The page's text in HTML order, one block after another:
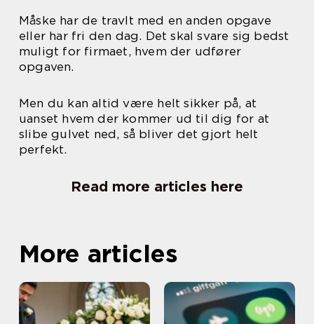
Måske har de travlt med en anden opgave
eller har fri den dag. Det skal svare sig bedst
muligt for firmaet, hvem der udfører
opgaven.
Men du kan altid være helt sikker på, at
uanset hvem der kommer ud til dig for at
slibe gulvet ned, så bliver det gjort helt
perfekt.
Read more articles here
More articles